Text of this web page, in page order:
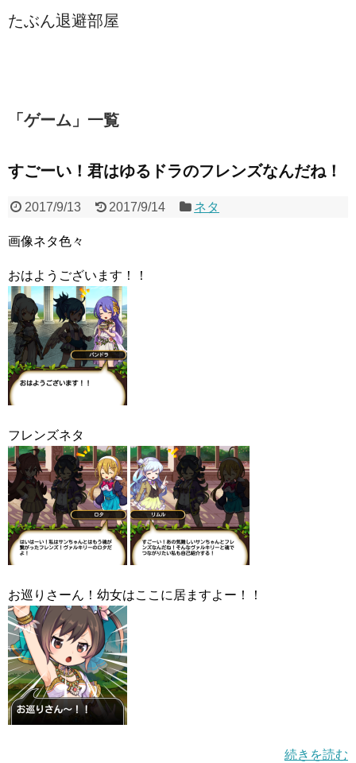
たぶん退避部屋
「 ゲーム 」 一覧
すごーい！君はゆるドラのフレンズなんだね！
2017/9/13 2017/9/14 ネタ
画像ネタ色々
おはようございます！！
フレンズネタ
お巡りさーん！幼女はここに居ますよー！！
続きを読む